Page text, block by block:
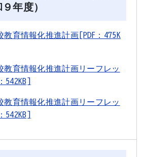
年度）
育情報化推進計画[PDF：475K
教育情報化推進計画リーフレッ
542KB]
教育情報化推進計画リーフレッ
542KB]